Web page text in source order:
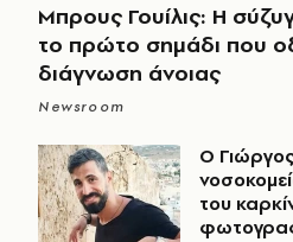
Μπρους Γουίλις: Η
το πρώτο σημάδι που
διάγνωση άνοιας
Newsroom
O
του